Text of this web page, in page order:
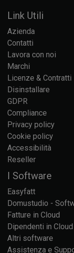
Link Utili
Azienda
Contatti
Lavora con noi
Marchi
Licenze & Contratti
Disinstallare
GDPR
Compliance
Privacy policy
Cookie policy
Accessibilità
Reseller
I Software
Easyfatt
Domustudio -
Fatture in Cloud
Dipendenti in Cloud
Altri software
Assistenza e